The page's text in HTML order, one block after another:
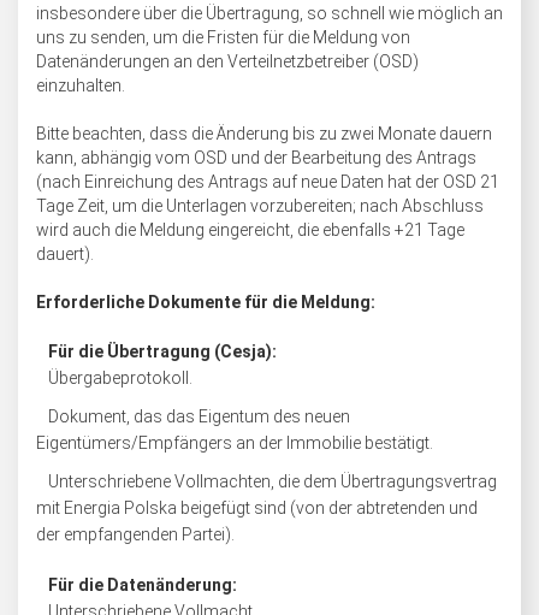
insbesondere über die Übertragung, so schnell wie möglich an
uns zu senden, um die Fristen für die Meldung von
Datenänderungen an den Verteilnetzbetreiber (OSD)
einzuhalten.
Bitte beachten, dass die Änderung bis zu zwei Monate dauern
kann, abhängig vom OSD und der Bearbeitung des Antrags
(nach Einreichung des Antrags auf neue Daten hat der OSD 21
Tage Zeit, um die Unterlagen vorzubereiten; nach Abschluss
wird auch die Meldung eingereicht, die ebenfalls +21 Tage
dauert).
Erforderliche Dokumente für die Meldung:
Für die Übertragung (Cesja):
Übergabeprotokoll.
Dokument, das das Eigentum des neuen
Eigentümers/Empfängers an der Immobilie bestätigt.
Unterschriebene Vollmachten, die dem Übertragungsvertrag
mit Energia Polska beigefügt sind (von der abtretenden und
der empfangenden Partei).
Für die Datenänderung: